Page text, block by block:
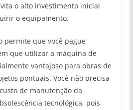
o alto investimento inicial
o equipamento.
permite que você pague
que utilizar a máquina de
vantajoso para obras de
pontuais. Você não precisa
de manutenção da
tecnológica, pois